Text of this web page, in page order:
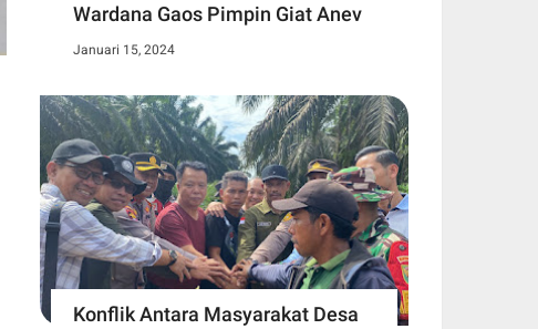
Wardana Gaos Pimpin Giat Anev
Januari 15, 2024
Konflik Antara Masyarakat Desa